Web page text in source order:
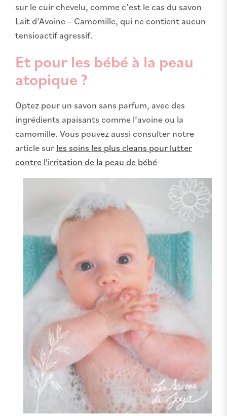
sur le cuir chevelu, comme c’est le cas du savon
Lait d’Avoine – Camomille, qui ne contient aucun
tensioactif agressif.
Et pour les bébé à la peau
atopique ?
Optez pour un savon sans parfum, avec des
ingrédients apaisants comme l’avoine ou la
camomille. Vous pouvez aussi consulter notre
article sur les soins les plus cleans pour lutter
contre l'irritation de la peau de bébé